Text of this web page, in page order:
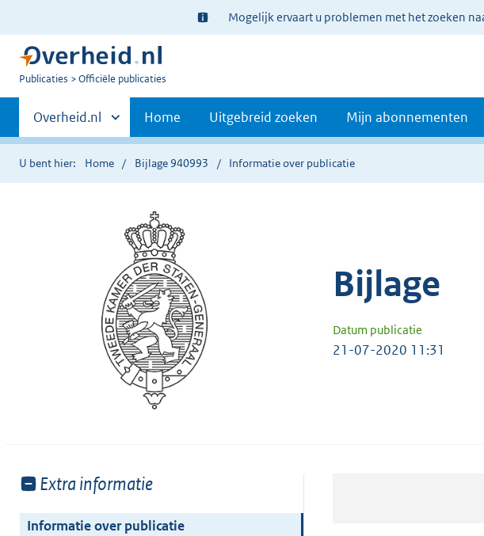
Ter
informatie:
Mogelijk ervaart u problemen met het zoeken
U
Publicaties Officiële publicaties
Primaire
navigatie
Andere
sites
binnen
Overheid.nl Home Uitgebreid zoeken Mijn abonnementen
U bent hier: Home Bijlage 940993 Informatie over publicatie
Bijlage
Datum publicatie
21-07-2020 11:31
Toon
van:
Extra informatie
Informatie over publicatie